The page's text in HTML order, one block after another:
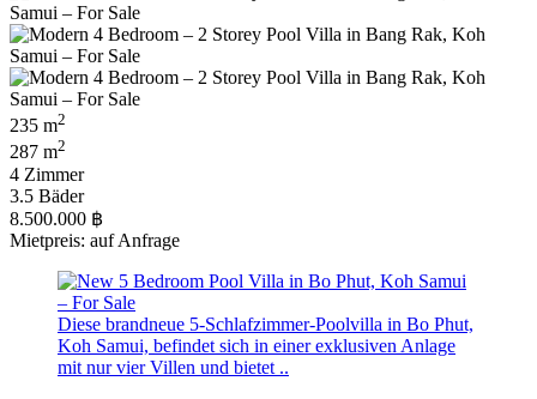
235 m2
287 m2
4 Zimmer
3.5 Bäder
8.500.000 ฿
Mietpreis: auf Anfrage
Diese brandneue 5-Schlafzimmer-Poolvilla in Bo Phut,
Koh Samui, befindet sich in einer exklusiven Anlage
mit nur vier Villen und bietet ..